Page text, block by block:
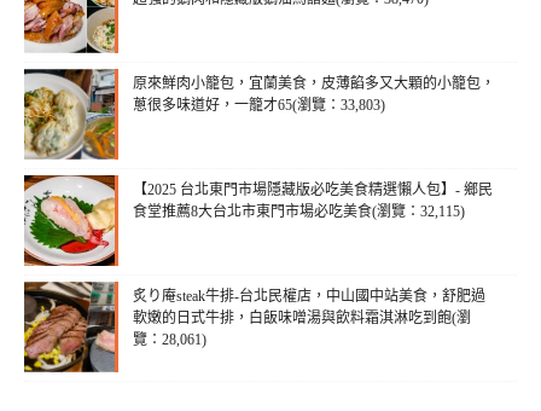
原來鮮肉小籠包，宜蘭美食，皮薄餡多又大顆的小籠包，
蔥很多味道好，一籠才65(瀏覽：33,803)
【2025 台北東門市場隱藏版必吃美食精選懶人包】- 鄉民
食堂推薦8大台北市東門市場必吃美食(瀏覽：32,115)
炙り庵steak牛排-台北民權店，中山國中站美食，舒肥過
軟嫩的日式牛排，白飯味噌湯與飲料霜淇淋吃到飽(瀏
覽：28,061)